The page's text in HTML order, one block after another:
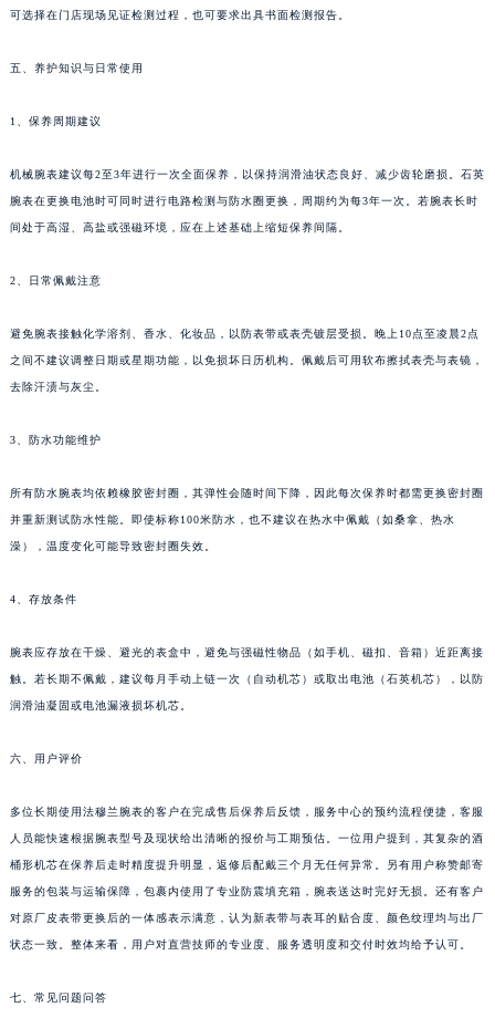
可选择在门店现场见证检测过程，也可要求出具书面检测报告。
五、养护知识与日常使用
1、保养周期建议
机械腕表建议每2至3年进行一次全面保养，以保持润滑油状态良好、减少齿轮磨损。石英
腕表在更换电池时可同时进行电路检测与防水圈更换，周期约为每3年一次。若腕表长时
间处于高湿、高盐或强磁环境，应在上述基础上缩短保养间隔。
2、日常佩戴注意
避免腕表接触化学溶剂、香水、化妆品，以防表带或表壳镀层受损。晚上10点至凌晨2点
之间不建议调整日期或星期功能，以免损坏日历机构。佩戴后可用软布擦拭表壳与表镜，
去除汗渍与灰尘。
3、防水功能维护
所有防水腕表均依赖橡胶密封圈，其弹性会随时间下降，因此每次保养时都需更换密封圈
并重新测试防水性能。即使标称100米防水，也不建议在热水中佩戴（如桑拿、热水
澡），温度变化可能导致密封圈失效。
4、存放条件
腕表应存放在干燥、避光的表盒中，避免与强磁性物品（如手机、磁扣、音箱）近距离接
触。若长期不佩戴，建议每月手动上链一次（自动机芯）或取出电池（石英机芯），以防
润滑油凝固或电池漏液损坏机芯。
六、用户评价
多位长期使用法穆兰腕表的客户在完成售后保养后反馈，服务中心的预约流程便捷，客服
人员能快速根据腕表型号及现状给出清晰的报价与工期预估。一位用户提到，其复杂的酒
桶形机芯在保养后走时精度提升明显，返修后配戴三个月无任何异常。另有用户称赞邮寄
服务的包装与运输保障，包裹内使用了专业防震填充箱，腕表送达时完好无损。还有客户
对原厂皮表带更换后的一体感表示满意，认为新表带与表耳的贴合度、颜色纹理均与出厂
状态一致。整体来看，用户对直营技师的专业度、服务透明度和交付时效均给予认可。
七、常见问题问答